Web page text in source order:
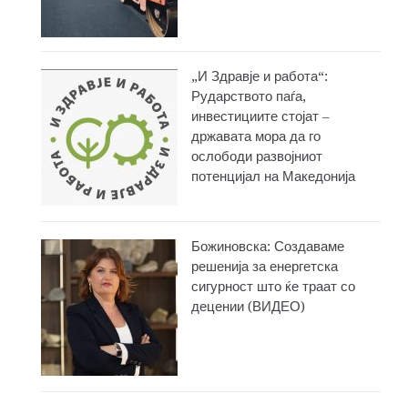
„И Здравје и работа“:
Рударството паѓа,
инвестициите стојат –
државата мора да го
ослободи развојниот
потенцијал на Македонија
Божиновска: Создаваме
решенија за енергетска
сигурност што ќе траат со
децении (ВИДЕО)